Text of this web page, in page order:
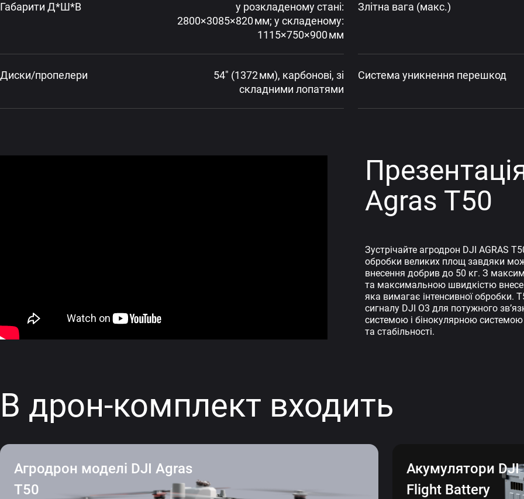
Габарити Д*Ш*В
у розкладеному стані:
2800×3085×820 мм; у складеному:
1115×750×900 мм
Злітна вага (макс.)
Диски/пропелери
54″ (1372 мм), карбонові, зі
складними лопатями
Система уникнення перешкод
Agras T50
Зустрічайте агродрон DJI AGRAS
обробки великих площ завдяки
внесення добрив до 50 кг. З
та максимальною швидкістю
яка вимагає інтенсивної обробки.
сигналу DJI O3 для потужного
системою і бінокулярною системою
та стабільності.
В дрон-комплект входить
Агродрон моделі DJI Agras
T50
Акумулятори
Flight Battery